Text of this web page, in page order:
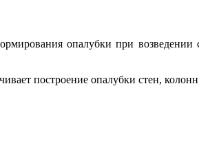
опалубки при
построение опалубки стен,